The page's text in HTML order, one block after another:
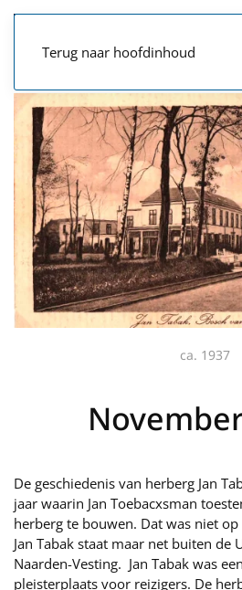
Terug naar hoofdinhoud
ca. 1937
De geschiedenis van herberg Jan
jaar waarin Jan Toebacxsman
herberg te bouwen. Dat was niet
Jan Tabak staat maar net buiten de
Naarden-Vesting. Jan Tabak was
pleisterplaats voor reizigers. De